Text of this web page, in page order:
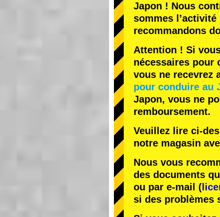
Japon ! Nous
sommes l’activité
recommandons
Attention ! Si
nécessaires pour
vous ne recevrez
pour conduire au
Japon, vous ne
remboursement.
Veuillez lire ci-
notre magasin
Nous vous
des documents
ou par e-mail (
si des problèmes